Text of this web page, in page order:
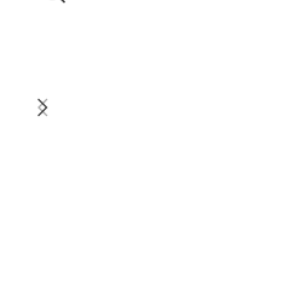
Prezzo al metro quadro – IVA